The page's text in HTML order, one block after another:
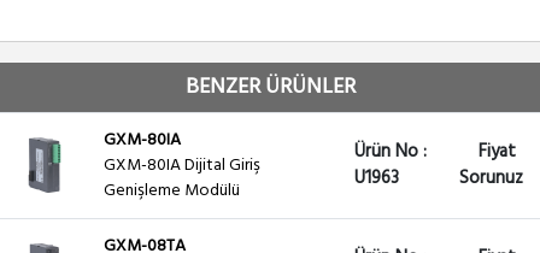
BENZER ÜRÜNLER
GXM-80IA
GXM-80IA Dijital Giriş
Genişleme Modülü
Ürün No :
U1963
Fiyat
Sorunuz
GXM-08TA